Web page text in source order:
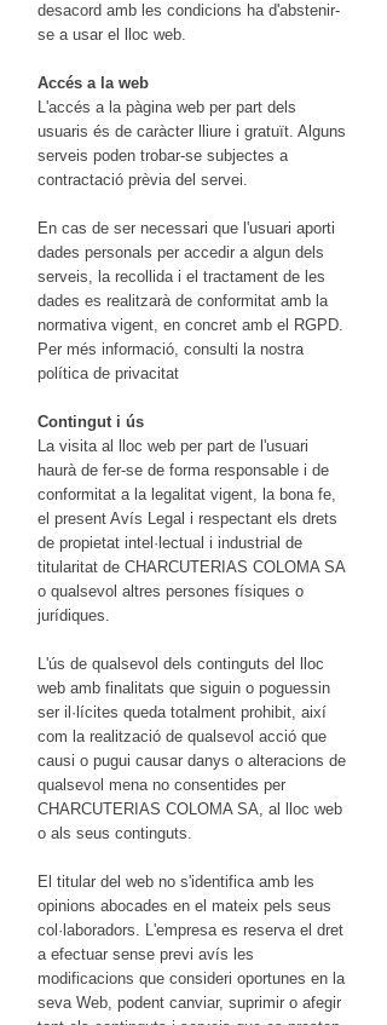
desacord amb les condicions ha d'abstenir-
se a usar el lloc web.
Accés a la web
L'accés a la pàgina web per part dels
usuaris és de caràcter lliure i gratuït. Alguns
serveis poden trobar-se subjectes a
contractació prèvia del servei.
En cas de ser necessari que l'usuari aporti
dades personals per accedir a algun dels
serveis, la recollida i el tractament de les
dades es realitzarà de conformitat amb la
normativa vigent, en concret amb el RGPD.
Per més informació, consulti la nostra
política de privacitat
Contingut i ús
La visita al lloc web per part de l'usuari
haurà de fer-se de forma responsable i de
conformitat a la legalitat vigent, la bona fe,
el present Avís Legal i respectant els drets
de propietat intel·lectual i industrial de
titularitat de CHARCUTERIAS COLOMA SA
o qualsevol altres persones físiques o
jurídiques.
L'ús de qualsevol dels continguts del lloc
web amb finalitats que siguin o poguessin
ser il·lícites queda totalment prohibit, així
com la realització de qualsevol acció que
causi o pugui causar danys o alteracions de
qualsevol mena no consentides per
CHARCUTERIAS COLOMA SA, al lloc web
o als seus continguts.
El titular del web no s'identifica amb les
opinions abocades en el mateix pels seus
col·laboradors. L'empresa es reserva el dret
a efectuar sense previ avís les
modificacions que consideri oportunes en la
seva Web, podent canviar, suprimir o afegir